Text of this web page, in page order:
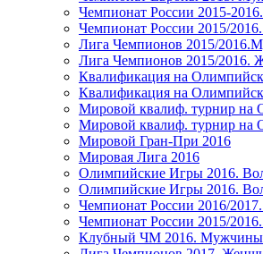
Чемпионат России 2015-
Чемпионат России 2015/
Лига Чемпионов 2015/
Лига Чемпионов 2015/2016.
Квалификация на
Квалификация на
Мировой квалиф. турнир
Мировой квалиф. турнир
Мировой Гран-При 2016
Мировая Лига 2016
Олимпийские Игры 2016.
Олимпийские Игры 2016.
Чемпионат России 2016/
Чемпионат России 2015/
Клубный ЧМ 2016. Мужчины